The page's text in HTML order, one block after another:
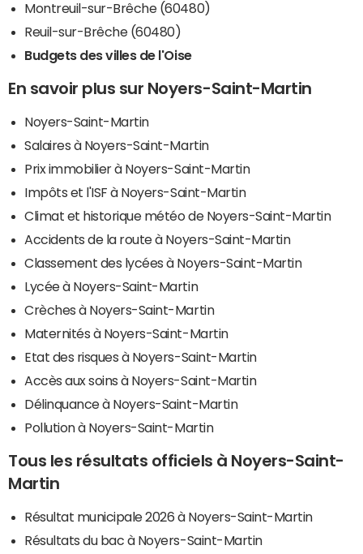
Montreuil-sur-Brêche (60480)
Reuil-sur-Brêche (60480)
Budgets des villes de l'Oise
En savoir plus sur Noyers-Saint-Martin
Noyers-Saint-Martin
Salaires à Noyers-Saint-Martin
Prix immobilier à Noyers-Saint-Martin
Impôts et l'ISF à Noyers-Saint-Martin
Climat et historique météo de Noyers-Saint-Martin
Accidents de la route à Noyers-Saint-Martin
Classement des lycées à Noyers-Saint-Martin
Lycée à Noyers-Saint-Martin
Crèches à Noyers-Saint-Martin
Maternités à Noyers-Saint-Martin
Etat des risques à Noyers-Saint-Martin
Accès aux soins à Noyers-Saint-Martin
Délinquance à Noyers-Saint-Martin
Pollution à Noyers-Saint-Martin
Tous les résultats officiels à Noyers-Saint-
Martin
Résultat municipale 2026 à Noyers-Saint-Martin
Résultats du bac à Noyers-Saint-Martin